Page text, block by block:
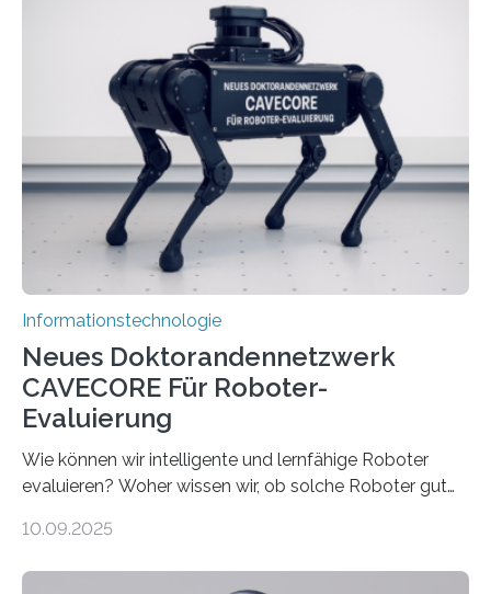
stellt die heutige Computertechnik vor
Herausforderungen. Herkömmliche Silizium-
Prozessoren stoßen an ihre Grenzen: Sie verbrauchen
viel Energie, die Speicher- und Verarbeitungseinheiten
sind voneinander getrennt und die Datenübertragung
bremst komplexe Anwendungen aus. Da KI-Modelle
immer größer werden und riesige Datenmengen
verarbeiten müssen, steigt der Bedarf an neuen
Rechenarchitekturen. Neben Quantencomputern
rücken dabei insbesondere…
Informationstechnologie
Neues Doktorandennetzwerk
CAVECORE Für Roboter-
Evaluierung
Wie können wir intelligente und lernfähige Roboter
evaluieren? Woher wissen wir, ob solche Roboter gut
sich CAVECORE – ein neues Marie Skłodowska-Curie
10.09.2025